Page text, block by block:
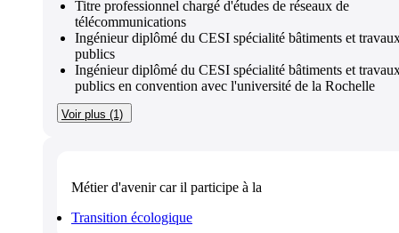
Titre professionnel chargé d'études de réseaux de
télécommunications
Ingénieur diplômé du CESI spécialité bâtiments et
publics
Ingénieur diplômé du CESI spécialité bâtiments et
publics en convention avec l'université de la Rochelle
Voir plus (1)
Métier d'avenircar il participe à la
Transition écologique